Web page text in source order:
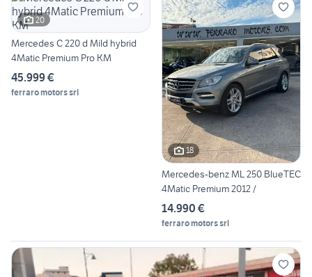
20
Mercedes C 220 d Mild hybrid
4Matic Premium Pro KM
45.999 €
ferraro motors srl
18
Mercedes-benz ML 250 BlueTEC
4Matic Premium 2012 /
14.990 €
ferraro motors srl